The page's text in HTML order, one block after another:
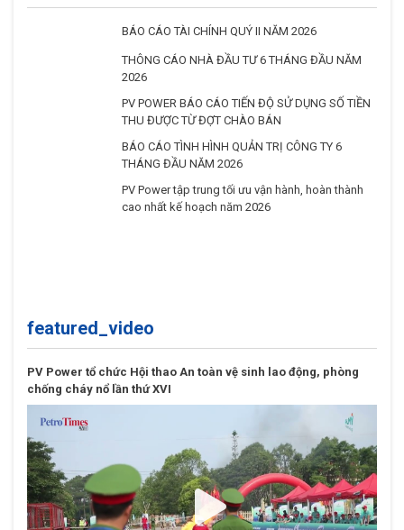
BÁO CÁO TÀI CHÍNH QUÝ II NĂM 2026
THÔNG CÁO NHÀ ĐẦU TƯ 6 THÁNG ĐẦU NĂM
2026
PV POWER BÁO CÁO TIẾN ĐỘ SỬ DỤNG SỐ TIỀN
THU ĐƯỢC TỪ ĐỢT CHÀO BÁN
cao nhất kế hoạch năm 2026
featured_video
PV Power tổ chức Hội thao An toàn vệ sinh lao động, phòng
chống cháy nổ lần thứ XVI